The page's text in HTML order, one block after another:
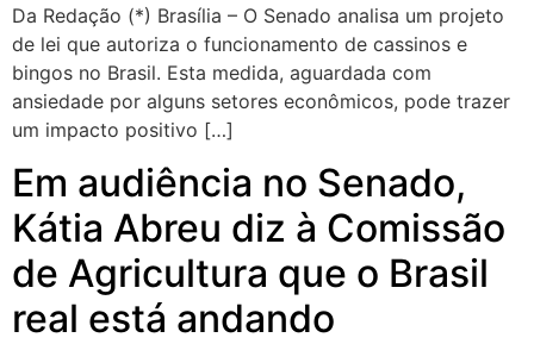
Da Redação (*) Brasília – O Senado analisa um projeto
de lei que autoriza o funcionamento de cassinos e
bingos no Brasil. Esta medida, aguardada com
ansiedade por alguns setores econômicos, pode trazer
um impacto positivo […]
Em audiência no Senado,
Kátia Abreu diz à Comissão
de Agricultura que o Brasil
real está andando